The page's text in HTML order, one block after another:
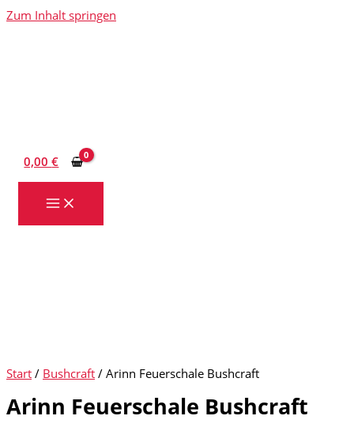
Zum Inhalt springen
0,00€
Start / Bushcraft / Arinn Feuerschale Bushcraft
Arinn Feuerschale Bushcraft